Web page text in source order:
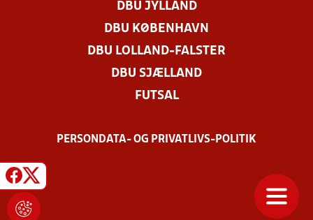
DBU JYLLAND
DBU KØBENHAVN
DBU LOLLAND-FALSTER
DBU SJÆLLAND
FUTSAL
PERSONDATA- OG PRIVATLIVS-POLITIK